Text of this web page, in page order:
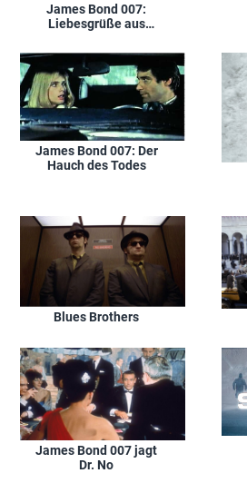
James Bond 007:
Liebesgrüße aus
James Bond 007: Der
Hauch des Todes
Blues Brothers
James Bond 007 jagt
Dr. No